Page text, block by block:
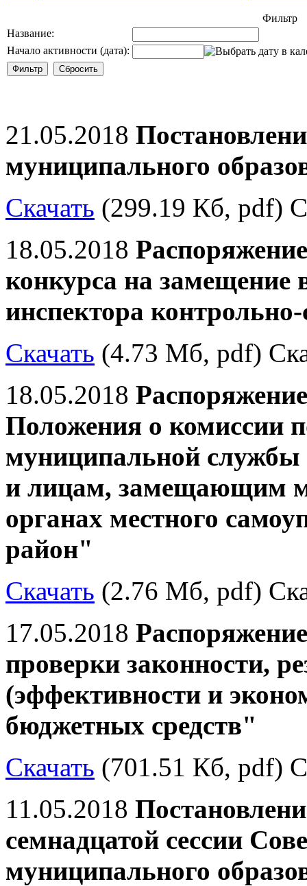
Фильтр
Название:
Начало активности (дата):
21.05.2018
муниципального
Скачать (299.19 Кб, pdf)
18.05.2018
конкурса на замещение
инспектора
Скачать (4.73 Мб, pdf)
18.05.2018
Положения о комиссии
муниципальной
и лицам, замещающим
органах местного
район"
Скачать (2.76 Мб, pdf)
17.05.2018
проверки законности,
(эффективности и
бюджетных средств"
Скачать (701.51 Кб, pdf)
11.05.2018
семнадцатой сессии
муниципального